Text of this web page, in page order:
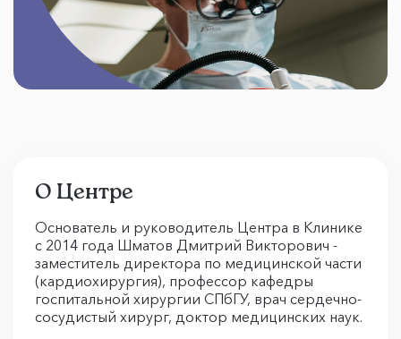
О Центре
Основатель и руководитель Центра в Клинике
с 2014 года Шматов Дмитрий Викторович -
заместитель директора по медицинской части
(кардиохирургия), профессор кафедры
госпитальной хирургии СПбГУ, врач сердечно-
сосудистый хирург, доктор медицинских наук.